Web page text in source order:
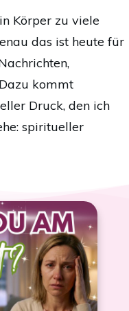
Körper zu viele
das ist heute für
kommt
Druck, den ich
spiritueller